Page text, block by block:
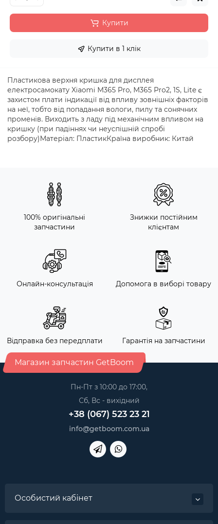
Купити
Купити в 1 клік
Пластикова верхня кришка для дисплея
електросамокату Xiaomi M365 Pro, M365 Pro2, 1S, Lite є
захистом плати індикації від впливу зовнішніх факторів
на неї, тобто від попадання вологи, пилу та сонячних
променів. Виходить з ладу під механічним впливом на
кришку (при падіннях чи неуспішній спробі
розбору)Матеріал: ПластикКраїна виробник: Китай
100% оригінальні
запчастини
Знижки постійним
клієнтам
Онлайн-консультація Допомога в виборі товару
Відправка без передплати Гарантія на запчастини
Магазин запчастин GetBoom
Пн-Пт з 10:00 до 17:00,
Сб, Вс - вихідний
+38 (067) 523 23 21
info@getboom.com.ua
Особистий кабінет